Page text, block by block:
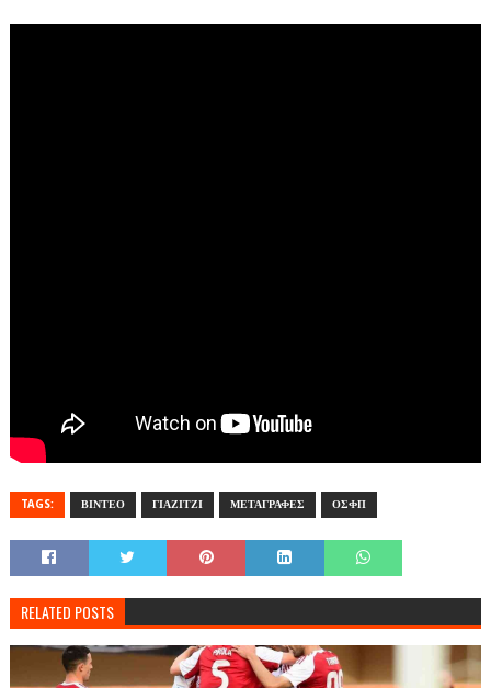
TAGS: ΒΙΝΤΕΟ ΓΙΑΖΙΤΖΙ ΜΕΤΑΓΡΑΦΕΣ ΟΣΦΠ
RELATED POSTS